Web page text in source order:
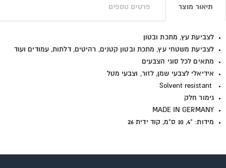
תיאור מוצר פרטים נוספים
לצביעת עץ, מתכת ובטון
לצביעת משטחי עץ, מתכת ובטון קטנים, רהיטים, דלתות, עמודים ועוד
מתאים לכל סוגי הצבעים
אידיאלי לצבעי שמן, לזור, וצבעי מטל
Solvent resistant
גימור חלק
MADE IN GERMANY
מידות: "4, 10 ס"מ, קוד ידית 26